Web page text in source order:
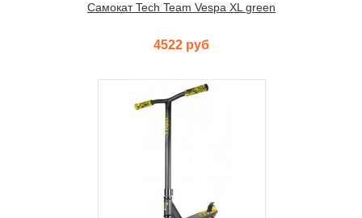
Самокат Tech Team Vespa XL green
4522 руб